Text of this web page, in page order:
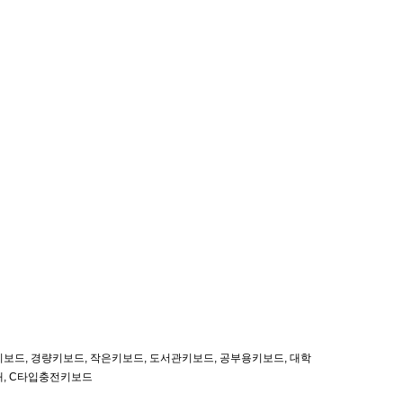
드, 경량키보드, 작은키보드, 도서관키보드, 공부용키보드, 대학
C타입충전키보드